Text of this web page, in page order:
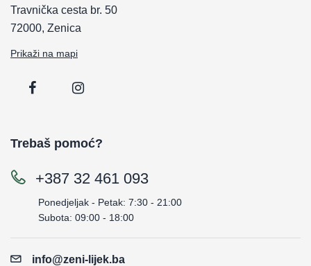
Travnička cesta br. 50
72000, Zenica
Prikaži na mapi
Trebaš pomoć?
+387 32 461 093
Ponedjeljak - Petak: 7:30 - 21:00
Subota: 09:00 - 18:00
info@zeni-lijek.ba